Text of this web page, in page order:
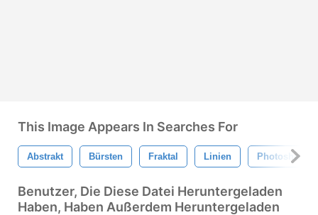
This Image Appears In Searches For
Abstrakt Bürsten Fraktal Linien Photoshop
Benutzer, Die Diese Datei Heruntergeladen
Haben, Haben Außerdem Heruntergeladen